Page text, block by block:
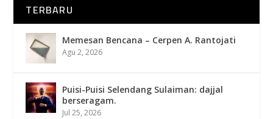
TERBARU
Memesan Bencana – Cerpen A. Rantojati
Agu 2, 2026
Puisi-Puisi Selendang Sulaiman: dajjal
berseragam.
Jul 25, 2026